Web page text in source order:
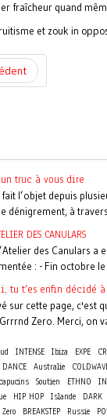
fraîcheur quand
et zouk in
un truc à vous dire
l’objet depuis
dénigrement, à
DES CANULARS
des Canulars a
: - Fin octobre le
tu t'es enfin décidé à
sur cette page, c'est
Zero. Merci, on
INTENSE Ibiza EXPE
DANCE Australie
Soutien ETHNO
HIP HOP Islande DARK
BREAKSTEP Russie